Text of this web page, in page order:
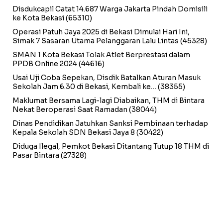
Disdukcapil Catat 14.687 Warga Jakarta Pindah Domisili
ke Kota Bekasi(65310)
Operasi Patuh Jaya 2025 di Bekasi Dimulai Hari Ini,
Simak 7 Sasaran Utama Pelanggaran Lalu Lintas (45328)
SMAN 1 Kota Bekasi Tolak Atlet Berprestasi dalam
PPDB Online 2024(44616)
Usai Uji Coba Sepekan, Disdik Batalkan Aturan Masuk
Sekolah Jam 6.30 di Bekasi, Kembali ke… (38355)
Maklumat Bersama Lagi-lagi Diabaikan, THM di Bintara
Nekat Beroperasi Saat Ramadan (38044)
Dinas Pendidikan Jatuhkan Sanksi Pembinaan terhadap
Kepala Sekolah SDN Bekasi Jaya 8 (30422)
Diduga Ilegal, Pemkot Bekasi Ditantang Tutup 18 THM di
Pasar Bintara (27328)